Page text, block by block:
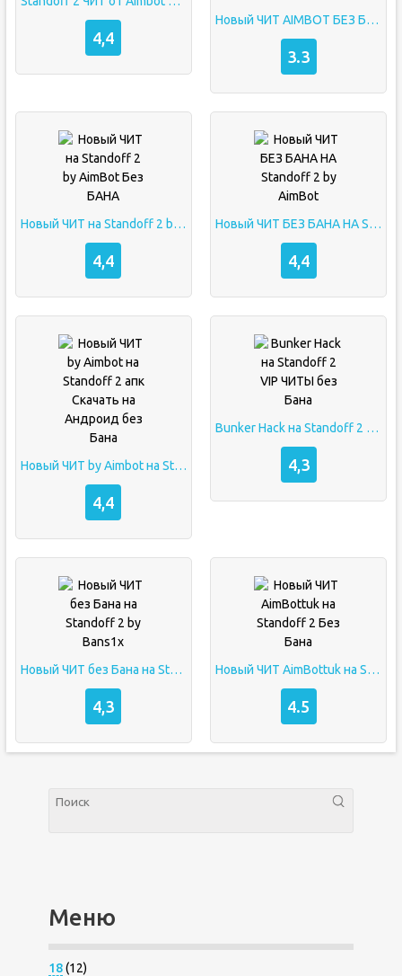
4,4
Новый ЧИТ AIMBOT БЕЗ БАНА НА STANDOFF 2
3.3
Новый ЧИТ на Standoff 2 by AimBot Без БАНА
4,4
Новый ЧИТ БЕЗ БАНА НА Standoff 2 by AimBot
4,4
Новый ЧИТ by Aimbot на Standoff 2 апк Скачать на Андроид без Бана
4,4
Bunker Hack на Standoff 2 VIP ЧИТЫ без Бана
4,3
Новый ЧИТ без Бана на Standoff 2 by Bans1x
4,3
Новый ЧИТ AimBottuk на Standoff 2 Без Бана
4.5
Меню
18(12)